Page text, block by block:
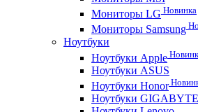
Мониторы LG Новинка
Мониторы Samsung
Ноутбуки
Ноутбуки Apple
Ноутбуки ASUS
Ноутбуки Honor
Ноутбуки GIGABYTE